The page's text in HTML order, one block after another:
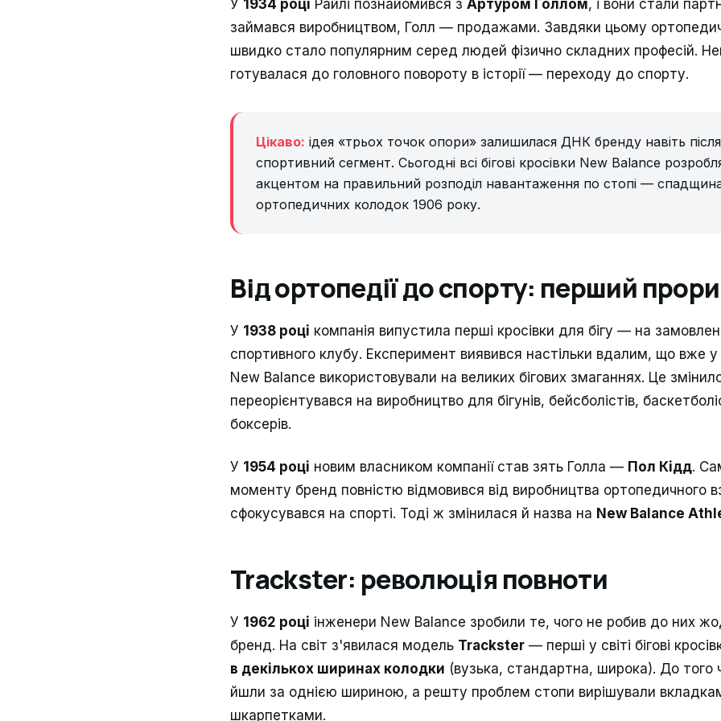
У 1934 році Райлі познайомився з Артуром Голлом, і вони стали
займався виробництвом, Голл — продажами. Завдяки цьому
швидко стало популярним серед людей фізично складних професій.
готувалася до головного повороту в історії — переходу до спорту.
Цікаво: ідея «трьох точок опори» залишилася ДНК бренду навіть
спортивний сегмент. Сьогодні всі бігові кросівки New Balance
акцентом на правильний розподіл навантаження по стопі —
ортопедичних колодок 1906 року.
Від ортопедії до спорту: перший
У 1938 році компанія випустила перші кросівки для бігу — на
спортивного клубу. Експеримент виявився настільки вдалим, що вже у
New Balance використовували на великих бігових змаганнях. Це
переорієнтувався на виробництво для бігунів, бейсболістів,
боксерів.
У 1954 році новим власником компанії став зять Голла — Пол Кідд.
моменту бренд повністю відмовився від виробництва ортопедичного
сфокусувався на спорті. Тоді ж змінилася й назва на New Balance
Trackster: революція повноти
У 1962 році інженери New Balance зробили те, чого не робив до них
бренд. На світ з'явилася модель Trackster — перші у світі бігові
в декількох ширинах колодки (вузька, стандартна, широка). До того
йшли за однією шириною, а решту проблем стопи вирішували
шкарпетками.